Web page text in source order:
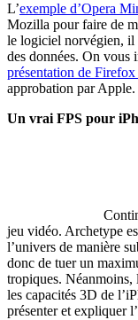
L’exemple d’Opera
Mozilla pour faire de
le logiciel norvégien, il
des données. On vous
présentation de
approbation par Apple.
Un vrai FPS pour
jeu vidéo. Archetype
l’univers de manière
donc de tuer un
tropiques. Néanmoins,
les capacités 3D de
présenter et expliquer